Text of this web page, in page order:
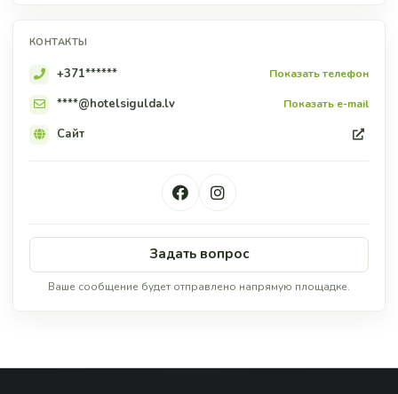
КОНТАКТЫ
+371****** Показать телефон
****@hotelsigulda.lv Показать e-mail
Сайт
Задать вопрос
Ваше сообщение будет отправлено напрямую площадке.